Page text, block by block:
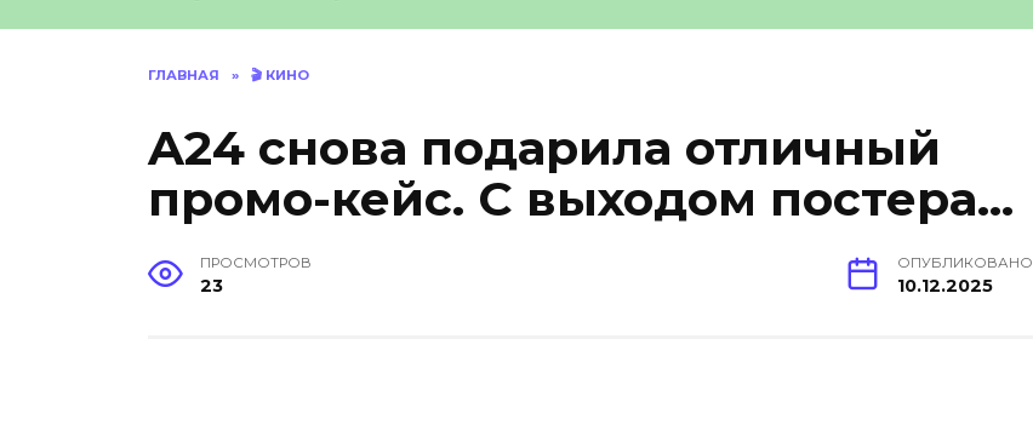
ГЛАВНАЯ » 🎬 КИНО
A24 снова подарила отличный
промо-кейс. С выходом постера…
ПРОСМОТРОВ
23
ОПУБЛИКОВАНО
10.12.2025